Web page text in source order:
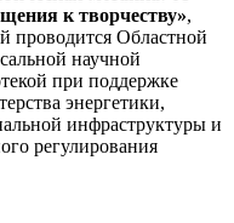
к творчеству»,
проводится Областной
научной
при поддержке
энергетики,
инфраструктуры и
регулирования